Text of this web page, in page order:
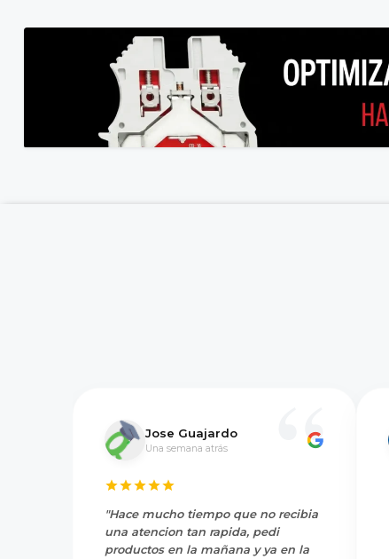
Jose Guajardo
Una semana atrás
"Hace mucho tiempo que no recibia
una atencion tan rapida, pedi
productos en la mañana y ya en la